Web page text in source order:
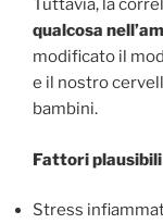
Tuttavia, la
qualcosa
modificato il
e il nostro
bambini.
Fattori
Stress